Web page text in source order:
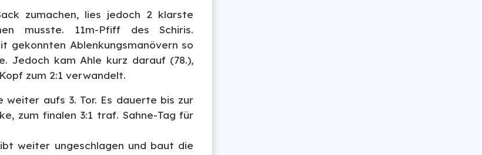
zumachen, lies jedoch 2 klarste
musste. 11m-Pfiff des Schiris.
gekonnten Ablenkungsmanövern so
Jedoch kam Ahle kurz darauf (78.),
zum 2:1 verwandelt.
aufs 3. Tor. Es dauerte bis zur
zum finalen 3:1 traf. Sahne-Tag für
weiter ungeschlagen und baut die